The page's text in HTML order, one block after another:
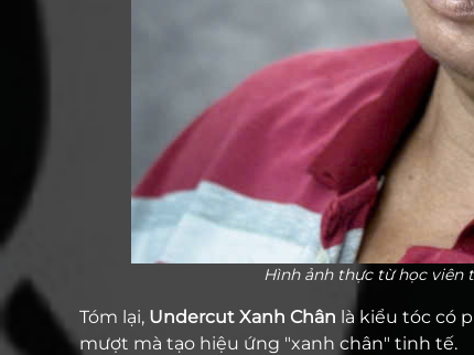
Hình ảnh thực từ học viên
Tóm lại, Undercut Xanh Chân là kiểu tóc có
mượt mà tạo hiệu ứng "xanh chân" tinh tế.